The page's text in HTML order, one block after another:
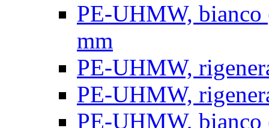
PE-UHMW, bianco
mm
PE-UHMW,
PE-UHMW,
PE-UHMW,